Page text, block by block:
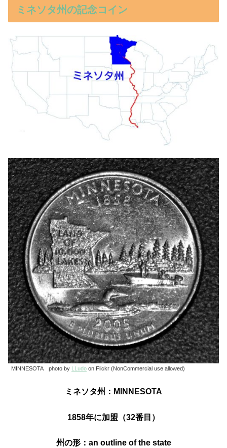
ミネソタ州の記念コイン
MINNESOTA photo by LLudo on Flickr (NonCommercial use allowed)
ミネソタ州：MINNESOTA
1858年に加盟（32番目）
州の形：an outline of the state